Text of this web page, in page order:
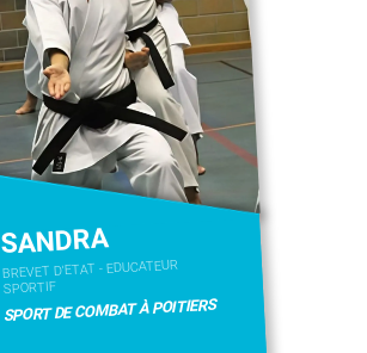
SANDRA
BREVET D'ETAT - EDUCATEUR
SPORTIF
SPORT DE COMBAT À POITIERS